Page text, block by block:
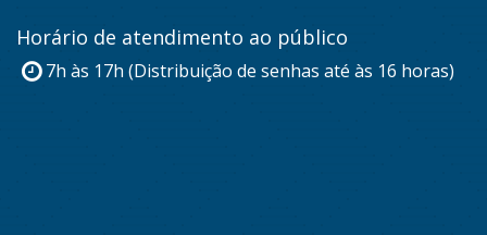
Horário de atendimento ao público
7h às 17h (Distribuição de senhas até às 16 horas)